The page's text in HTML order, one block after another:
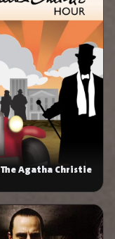
The Agatha Christie